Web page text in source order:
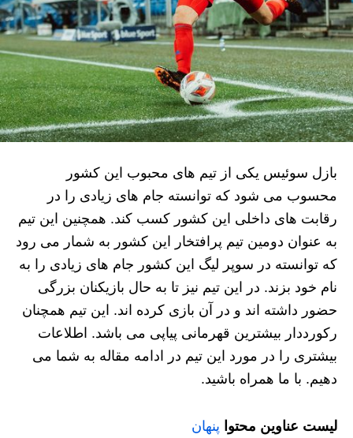
بازل سوئیس یکی از تیم های محبوب این کشور
محسوب می شود که توانسته جام های زیادی را در
رقابت های داخلی این کشور کسب کند. همچنین این تیم
به عنوان دومین تیم پرافتخار این کشور به شمار می رود
که توانسته در سوپر لیگ این کشور جام های زیادی را به
نام خود بزند. در این تیم نیز تا به حال بازیکنان بزرگی
حضور داشته اند و در آن بازی کرده اند. این تیم همچنان
رکورددار بیشترین قهرمانی پیاپی می باشد. اطلاعات
بیشتری را در مورد این تیم در ادامه مقاله به شما می
دهیم. با ما همراه باشید.
لیست عناوین محتوا پنهان